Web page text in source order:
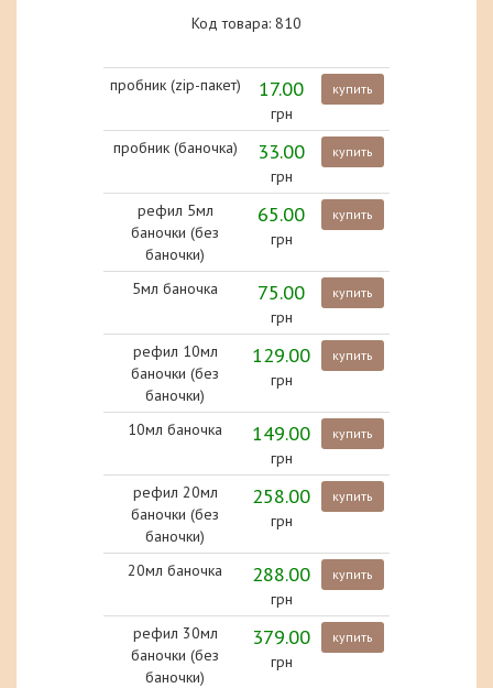
Код товара: 810
пробник (zip-пакет) 17.00
грн
купить
пробник (баночка) 33.00
грн
купить
рефил 5мл
баночки (без
баночки)
65.00
грн
купить
5мл баночка 75.00
грн
купить
рефил 10мл
баночки (без
баночки)
129.00
грн
купить
10мл баночка 149.00
грн
купить
рефил 20мл
баночки (без
баночки)
258.00
грн
купить
20мл баночка 288.00
грн
купить
рефил 30мл
баночки (без
баночки)
379.00
грн
купить